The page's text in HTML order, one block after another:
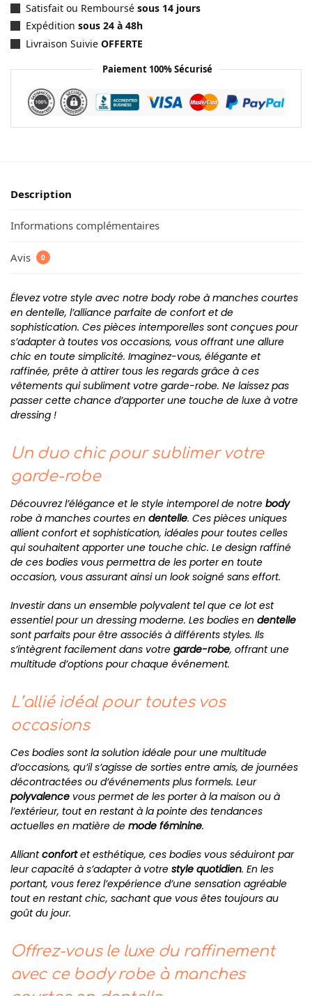
Satisfait ou Remboursé sous 14 jours
Expédition sous 24 à 48h
Livraison Suivie OFFERTE
Paiement 100% Sécurisé
Description
Informations complémentaires
Avis 0
Élevez votre style avec notre body robe à manches courtes
en dentelle, l’alliance parfaite de confort et de
sophistication. Ces pièces intemporelles sont conçues pour
s’adapter à toutes vos occasions, vous offrant une allure
chic en toute simplicité. Imaginez-vous, élégante et
raffinée, prête à attirer tous les regards grâce à ces
vêtements qui subliment votre garde-robe. Ne laissez pas
passer cette chance d’apporter une touche de luxe à votre
dressing !
Un duo chic pour sublimer votre
garde-robe
Découvrez l’élégance et le style intemporel de notre body
robe à manches courtes en dentelle. Ces pièces uniques
allient confort et sophistication, idéales pour toutes celles
qui souhaitent apporter une touche chic. Le design raffiné
de ces bodies vous permettra de les porter en toute
occasion, vous assurant ainsi un look soigné sans effort.
Investir dans un ensemble polyvalent tel que ce lot est
essentiel pour un dressing moderne. Les bodies en dentelle
sont parfaits pour être associés à différents styles. Ils
s’intègrent facilement dans votre garde-robe, offrant une
multitude d’options pour chaque événement.
L’allié idéal pour toutes vos
occasions
Ces bodies sont la solution idéale pour une multitude
d’occasions, qu’il s’agisse de sorties entre amis, de journées
décontractées ou d’événements plus formels. Leur
polyvalence vous permet de les porter à la maison ou à
l’extérieur, tout en restant à la pointe des tendances
actuelles en matière de mode féminine.
Alliantconfortet esthétique, ces bodies vous séduiront par
leur capacité à s’adapter à votre style quotidien. En les
portant, vous ferez l’expérience d’une sensation agréable
tout en restant chic, sachant que vous êtes toujours au
goût du jour.
Offrez-vous le luxe du raffinement
avec ce body robe à manches